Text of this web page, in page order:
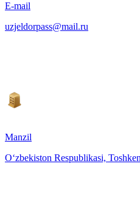
E-mail
uzjeldorpass@mail.ru
Manzil
O‘zbekiston Respublikasi,